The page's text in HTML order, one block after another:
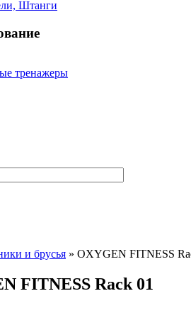
Штанги
тренажеры
и брусья » OXYGEN FITNESS
FITNESS Rack 01